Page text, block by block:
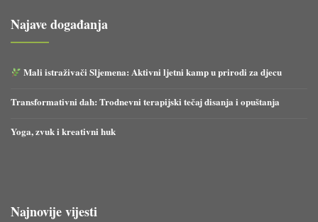
Najave događanja
Mali istraživači Sljemena: Aktivni ljetni kamp u prirodi za djecu
Transformativni dah: Trodnevni terapijski tečaj disanja i opuštanja
Yoga, zvuk i kreativni huk
Najnovije vijesti